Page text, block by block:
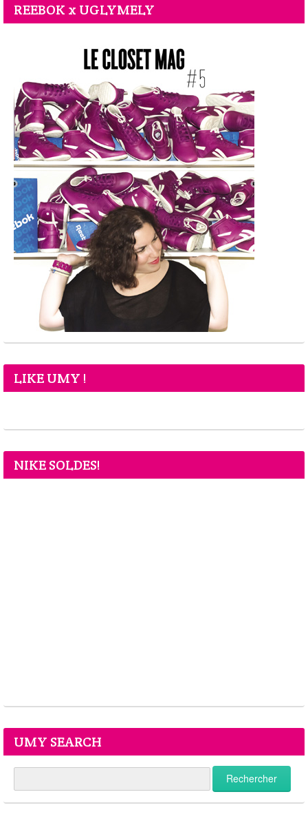
REEBOK x UGLYMELY
LIKE UMY !
NIKE SOLDES!
UMY SEARCH